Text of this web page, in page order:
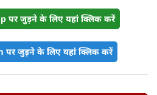
पर जुड़ने के लिए यहां क्लिक करें
पर जुड़ने के लिए यहां क्लिक करें